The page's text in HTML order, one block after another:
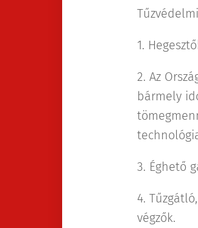
1.
2. Az
bármely
3. Éghető
4.
végzők.